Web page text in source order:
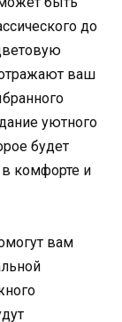
до
ваш
уютного
будет
комфорте и
вам